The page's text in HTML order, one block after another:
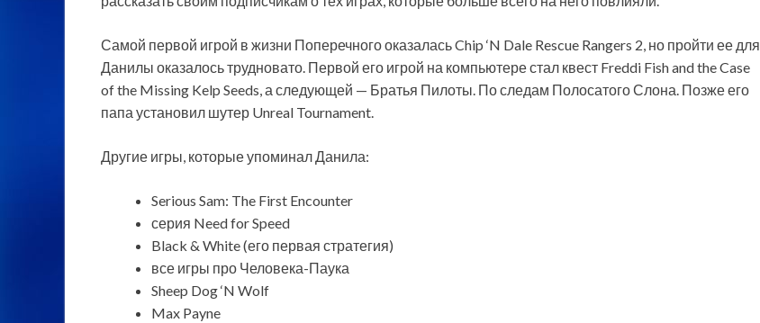
Самой первой игрой в жизни Поперечного оказалась Chip ‘N Dale Rescue Rangers 2, но пройти ее для
Данилы оказалось трудновато. Первой его игрой на компьютере стал квест Freddi Fish and the Case
of the Missing Kelp Seeds, а следующей — Братья Пилоты. По следам Полосатого Слона. Позже его
папа установил шутер Unreal Tournament.
Другие игры, которые упоминал Данила:
Serious Sam: The First Encounter
серия Need for Speed
Black & White (его первая стратегия)
все игры про Человека-Паука
Sheep Dog ‘N Wolf
Max Payne